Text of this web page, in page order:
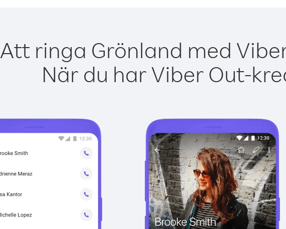
Att ringa Grönland med
När du har Viber Out-